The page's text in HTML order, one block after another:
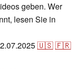
geben. Wer
lesen Sie in
🇺🇸🇫🇷